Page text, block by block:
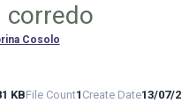
corredo
Cosolo
KBFile Count1 Create Date13/07/